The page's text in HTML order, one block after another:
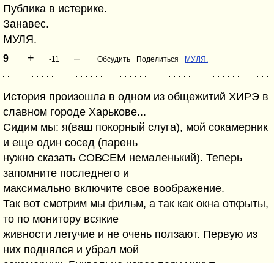
Публика в истерике.
Занавес.
МУЛЯ.
9 + -11 – Обсудить Поделиться МУЛЯ.
История произошла в одном из общежитий ХИРЭ в
славном городе Харькове...
Сидим мы: я(ваш покорный слуга), мой сокамерник
и еще один сосед (парень
нужно сказать СОВСЕМ немаленький). Теперь
запомните последнего и
максимально включите свое воображение.
Так вот смотрим мы фильм, а так как окна открыты,
то по монитору всякие
живности летучие и не очень ползают. Первую из
них поднялся и убрал мой